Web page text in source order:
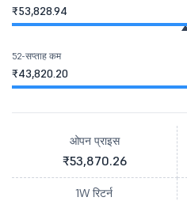
₹53,828.94
52-सप्ताह कम
₹43,820.20
ओपन प्राइस
₹53,870.26
1W रिटर्न